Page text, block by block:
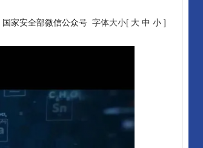
国家安全部微信公众号 字体大小[ 大 中 小 ]